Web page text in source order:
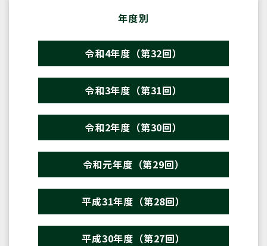
年度別
令和4年度（第32回）
令和3年度（第31回）
令和2年度（第30回）
令和元年度（第29回）
平成31年度（第28回）
平成30年度（第27回）